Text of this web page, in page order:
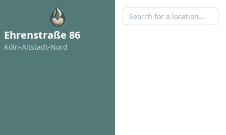
Ehrenstraße 86
Köln-Altstadt-Nord